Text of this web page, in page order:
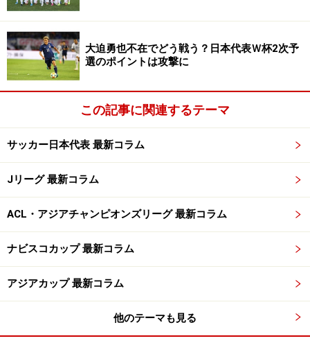
大迫勇也不在でどう戦う？日本代表Ｗ杯2次予
選のポイントは攻撃に
この記事に関連するテーマ
サッカー日本代表 最新コラム
Jリーグ 最新コラム
ACL・アジアチャンピオンズリーグ 最新コラム
ナビスコカップ 最新コラム
アジアカップ 最新コラム
他のテーマも見る